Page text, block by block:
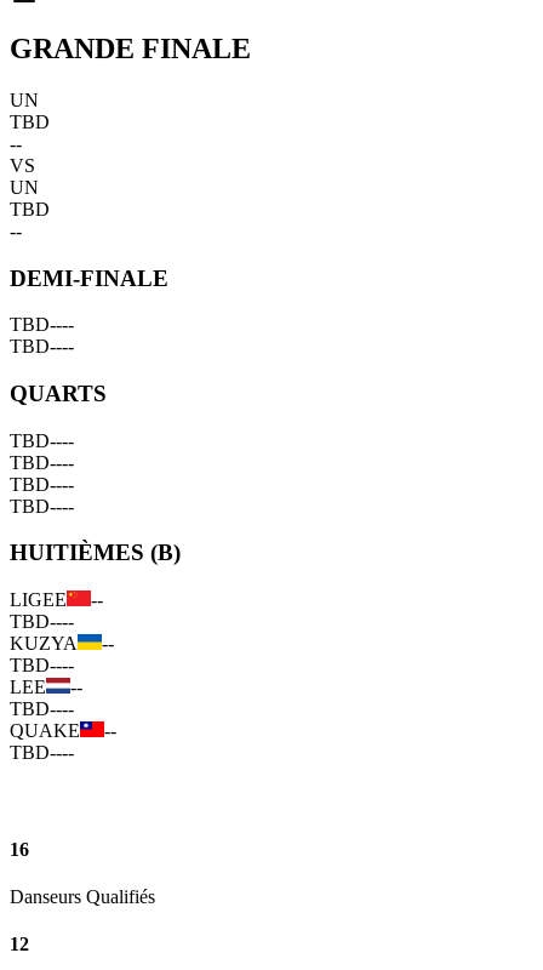
GRANDE FINALE
UN
TBD
--
VS
UN
TBD
--
DEMI-FINALE
TBD----
TBD----
QUARTS
TBD----
TBD----
TBD----
TBD----
HUITIÈMES (B)
LIGEE
--
TBD----
KUZYA
--
TBD----
LEE
--
TBD----
QUAKE
--
TBD----
16
Danseurs Qualifiés
12